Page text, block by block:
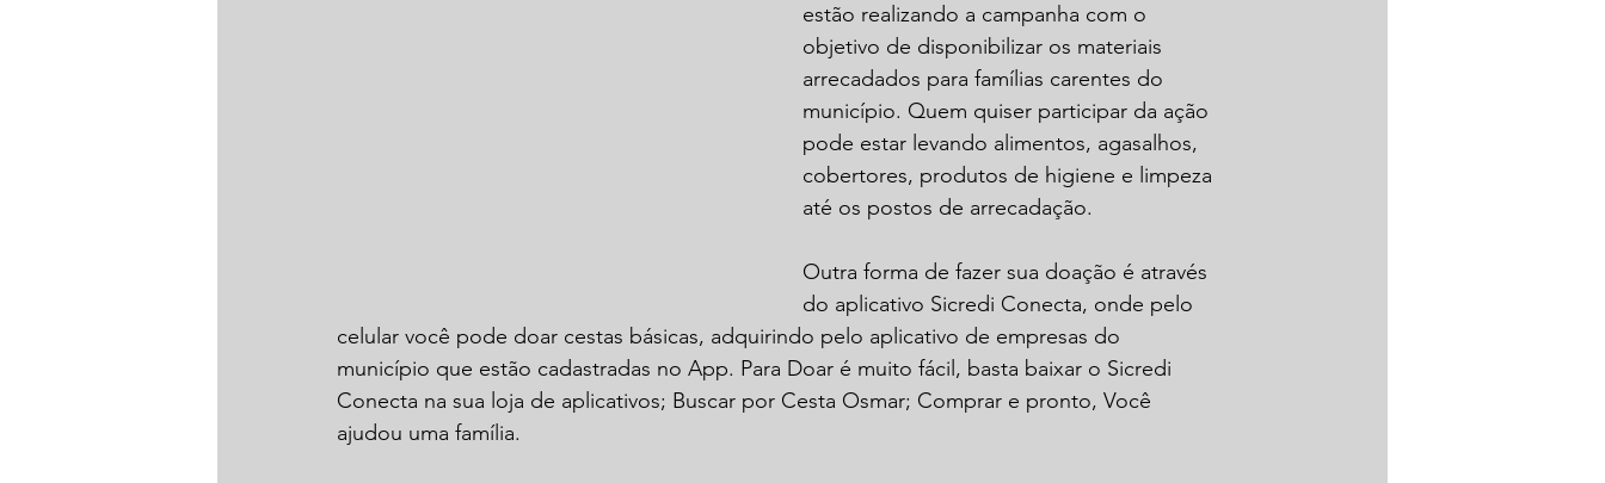
estão realizando a campanha com o
objetivo de disponibilizar os materiais
arrecadados para famílias carentes do
município. Quem quiser participar da ação
pode estar levando alimentos, agasalhos,
cobertores, produtos de higiene e limpeza
até os postos de arrecadação.
Outra forma de fazer sua doação é através
do aplicativo Sicredi Conecta, onde pelo
celular você pode doar cestas básicas, adquirindo pelo aplicativo de empresas do
município que estão cadastradas no App. Para Doar é muito fácil, basta baixar o Sicredi
Conecta na sua loja de aplicativos; Buscar por Cesta Osmar; Comprar e pronto, Você
ajudou uma família.